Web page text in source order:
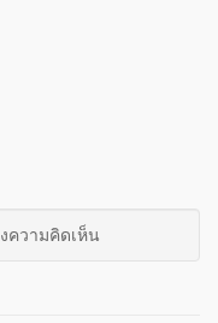
ความคิดเห็น